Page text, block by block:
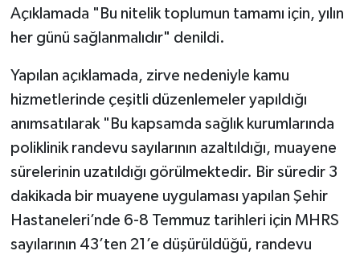
Açıklamada "Bu nitelik toplumun tamamı için, yılın
her günü sağlanmalıdır" denildi.
Yapılan açıklamada, zirve nedeniyle kamu
hizmetlerinde çeşitli düzenlemeler yapıldığı
anımsatılarak "Bu kapsamda sağlık kurumlarında
poliklinik randevu sayılarının azaltıldığı, muayene
sürelerinin uzatıldığı görülmektedir. Bir süredir 3
dakikada bir muayene uygulaması yapılan Şehir
Hastaneleri’nde 6-8 Temmuz tarihleri için MHRS
sayılarının 43’ten 21’e düşürüldüğü, randevu